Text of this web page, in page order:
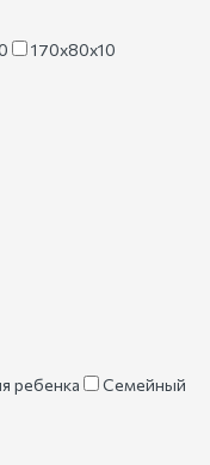
170х80х10
ребенка
Семейный